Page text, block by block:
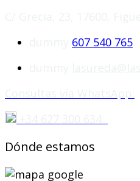
607 540 765
Dónde estamos